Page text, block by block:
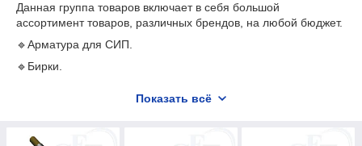
Данная группа товаров включает в себя большой
ассортимент товаров, различных брендов, на любой бюджет.
🔹Арматура для СИП.
🔹Бирки.
Показать всё